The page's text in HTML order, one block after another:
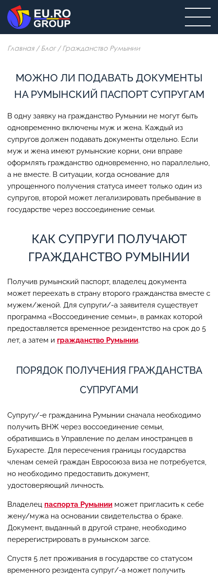
Главная / Блог / Гражданство Румынии
МОЖНО ЛИ ПОДАВАТЬ ДОКУМЕНТЫ
НА РУМЫНСКИЙ ПАСПОРТ СУПРУГАМ
В одну заявку на гражданство Румынии не могут быть
одновременно включены муж и жена. Каждый из
супругов должен подавать документы отдельно. Если
муж и жена имеют румынские корни, они вправе
оформлять гражданство одновременно, но параллельно,
а не вместе. В ситуации, когда основание для
упрощенного получения статуса имеет только один из
супругов, второй может легализировать пребывание в
государстве через воссоединение семьи.
КАК СУПРУГИ ПОЛУЧАЮТ
ГРАЖДАНСТВО РУМЫНИИ
Получив румынский паспорт, владелец документа
может переехать в страну второго гражданства вместе с
мужем/женой. Для супруги/-а заявителя существует
программа «Воссоединение семьи», в рамках которой
предоставляется временное резидентство на срок до 5
лет, а затем и гражданство Румынии.
ПОРЯДОК ПОЛУЧЕНИЯ ГРАЖДАНСТВА
СУПРУГАМИ
Супругу/-е гражданина Румынии сначала необходимо
получить ВНЖ через воссоединение семьи,
обратившись в Управление по делам иностранцев в
Бухаресте. Для пересечения границы государства
членам семей граждан Евросоюза виза не потребуется,
но необходимо предоставить документ,
удостоверяющий личность.
Владелец паспорта Румынии может пригласить к себе
жену/мужа на основании свидетельства о браке.
Документ, выданный в другой стране, необходимо
перерегистрировать в румынском загсе.
Спустя 5 лет проживания в государстве со статусом
временного резидента супруг/-а может получить